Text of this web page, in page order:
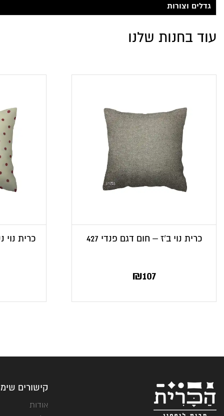
גדלים וצורות
עוד בחנות שלנו
כרית נוי ב’ז – חום דגם פנדי 427
₪107
כרית נוי
קישורים
אודות